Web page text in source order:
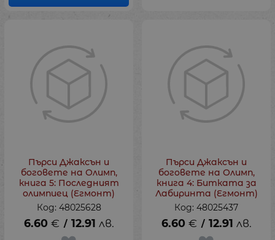
Пърси Джаксън и
боговете на Олимп,
книга 5: Последният
олимпиец (Егмонт)
Код: 48025628
6.60 € / 12.91 лв.
Пърси Джаксън и
боговете на Олимп,
книга 4: Битката за
Лабиринта (Егмонт)
Код: 48025437
6.60 € / 12.91 лв.